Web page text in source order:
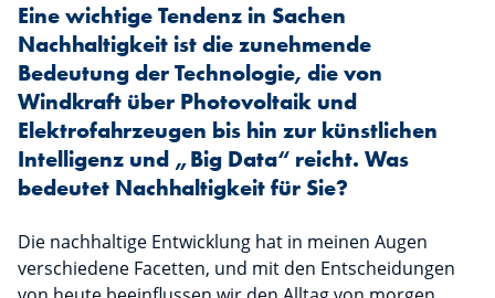
Eine wichtige Tendenz in Sachen
Nachhaltigkeit ist die zunehmende
Bedeutung der Technologie, die von
Windkraft über Photovoltaik und
Elektrofahrzeugen bis hin zur künstlichen
Intelligenz und „Big Data“ reicht. Was
bedeutet Nachhaltigkeit für Sie?
Die nachhaltige Entwicklung hat in meinen Augen
verschiedene Facetten, und mit den Entscheidungen